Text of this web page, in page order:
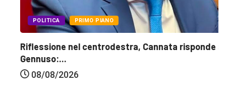
POLITICA PRIMO PIANO
Riflessione nel centrodestra, Cannata risponde a
Gennuso:...
08/08/2026